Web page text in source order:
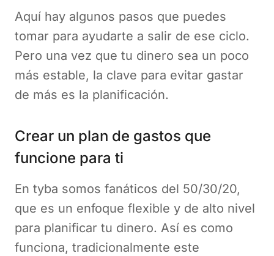
Aquí hay algunos pasos que puedes
tomar para ayudarte a salir de ese ciclo.
Pero una vez que tu dinero sea un poco
más estable, la clave para evitar gastar
de más es la planificación.
Crear un plan de gastos que
funcione para ti
En tyba somos fanáticos del 50/30/20,
que es un enfoque flexible y de alto nivel
para planificar tu dinero. Así es como
funciona, tradicionalmente este